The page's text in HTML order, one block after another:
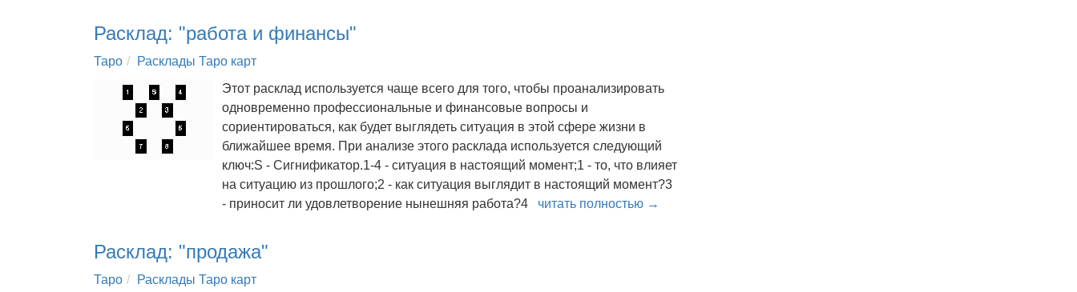
Расклад: "работа и финансы"
Таро
Расклады Таро карт
Этот расклад используется чаще всего для того, чтобы проанализировать
одновременно профессиональные и финансовые вопросы и
сориентироваться, как будет выглядеть ситуация в этой сфере жизни в
ближайшее время. При анализе этого расклада используется следующий
ключ:S - Сигнификатор.1-4 - ситуация в настоящий момент;1 - то, что влияет
на ситуацию из прошлого;2 - как ситуация выглядит в настоящий момент?3
- приносит ли удовлетворение нынешняя работа?4 читать полностью →
Расклад: "продажа"
Таро
Расклады Таро карт